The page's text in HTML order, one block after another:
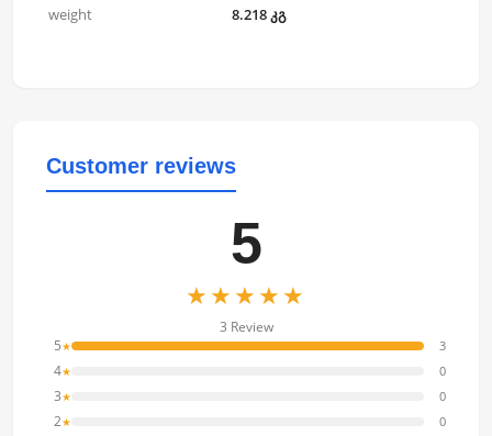
weight
8.218 კგ
Customer reviews
5
★★★★★
3 Review
5★ 3
4★ 0
3★ 0
2★ 0